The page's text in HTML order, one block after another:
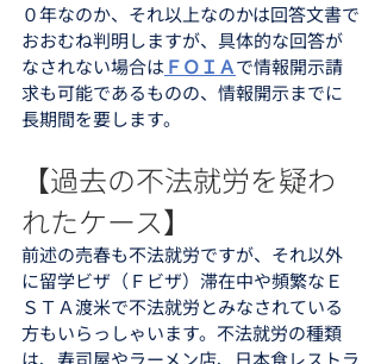
０年なのか、それ以上なのかは回答文書で
おおむね判明しますが、具体的な回答が
なされない場合は ＦＯＩＡで情報開示請
求も可能であるものの、情報開示までに
長期間を要します。
【過去の不法就労を疑わ
れたケース】
前述の売春も不法就労ですが、それ以外
に留学ビザ（Ｆビザ）滞在中や頻繁なＥ
ＳＴＡ渡米で不法就労とみなされている
方もいらっしゃいます。不法就労の種類